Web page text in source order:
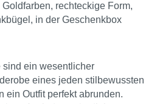
rechteckige Form,
in der Geschenkbox
sind ein wesentlicher
eines jeden stilbewussten
ein Outfit perfekt abrunden.